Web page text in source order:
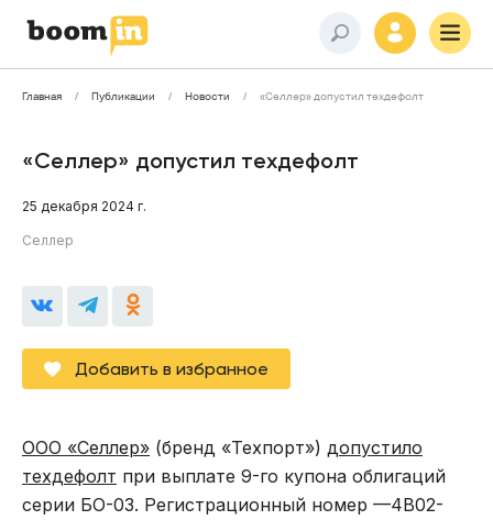
Главная Публикации Новости «Селлер» допустил техдефолт
«Селлер» допустил техдефолт
25 декабря 2024 г.
Селлер
Добавить в избранное
ООО «Селлер» (бренд «Техпорт») допустило
техдефолт при выплате 9-го купона облигаций
серии БО-03. Регистрационный номер —4B02-